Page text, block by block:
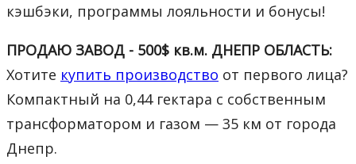
кэшбэки, программы лояльности и бонусы!
ПРОДАЮ ЗАВОД - 500$ кв.м. ДНЕПР ОБЛАСТЬ:
Хотите купить производство от первого лица?
Компактный на 0,44 гектара с собственным
трансформатором и газом — 35 км от города
Днепр.